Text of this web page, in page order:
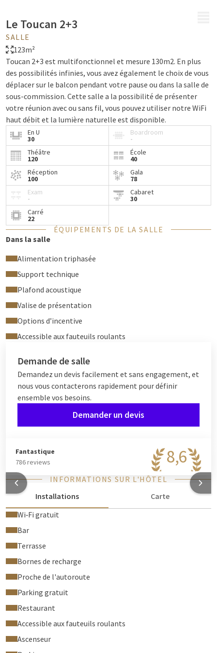
Le Toucan 2+3
SALLE
123m²
Toucan 2+3 est multifonctionnel et mesure 130m2. En plus
des possibilités infinies, vous avez également le choix de vous
déplacer sur le balcon pendant votre pause ou dans la salle de
sous-commission. Cette salle a la possibilité de présenter
votre réunion avec ou sans fil, vous pouvez utiliser notre WiFi
haut débit et la lumière naturelle est disponible.
En U
30
Boardroom
-
Théâtre
120
École
40
Réception
100
Gala
78
Exam
-
Cabaret
30
Carré
22
ÉQUIPEMENTS DE LA SALLE
Dans la salle
Alimentation triphasée
Support technique
Plafond acoustique
Valise de présentation
Options d’incentive
Accessible aux fauteuils roulants
Demande de salle
Demandez un devis facilement et sans engagement, et
nous vous contacterons rapidement pour définir
ensemble vos besoins.
Demander un devis
8,6
Fantastique
786 reviews
INFORMATIONS SUR L'HÔTEL
Installations
Carte
Wi‑Fi gratuit
Bar
Terrasse
Bornes de recharge
Proche de l'autoroute
Parking gratuit
Restaurant
Accessible aux fauteuils roulants
Ascenseur